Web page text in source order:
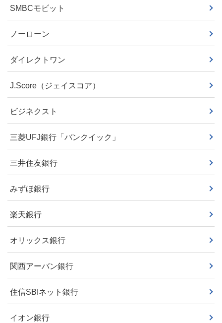
SMBCモビット
ノーローン
ダイレクトワン
J.Score（ジェイスコア）
ビジネクスト
三菱UFJ銀行「バンクイック」
三井住友銀行
みずほ銀行
楽天銀行
オリックス銀行
関西アーバン銀行
住信SBIネット銀行
イオン銀行